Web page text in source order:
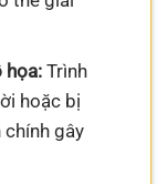
họa:Trình
hoặc bị
chính gây